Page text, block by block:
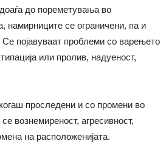
до пореметувања во
намирниците се ограничени, па и
појавуваат проблеми со варењето
или пролив, надуеност,
проследени и со промени во
вознемиреност, агресивност,
на расположенијата.